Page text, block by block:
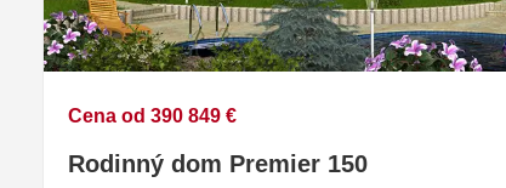
Cena od 390 849 €
Rodinný dom Premier 150